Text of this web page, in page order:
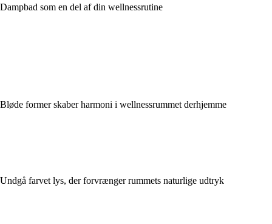
Dampbad som en del af din wellnessrutine
Bløde former skaber harmoni i wellnessrummet derhjemme
Undgå farvet lys, der forvrænger rummets naturlige udtryk